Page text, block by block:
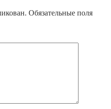
Обязательные поля